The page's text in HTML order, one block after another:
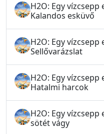
H2O: Egy vízcsepp
Kalandos esküvő
H2O: Egy vízcsepp
Sellővarázslat
H2O: Egy vízcsepp
Hatalmi harcok
H2O: Egy vízcsepp
sötét vágy